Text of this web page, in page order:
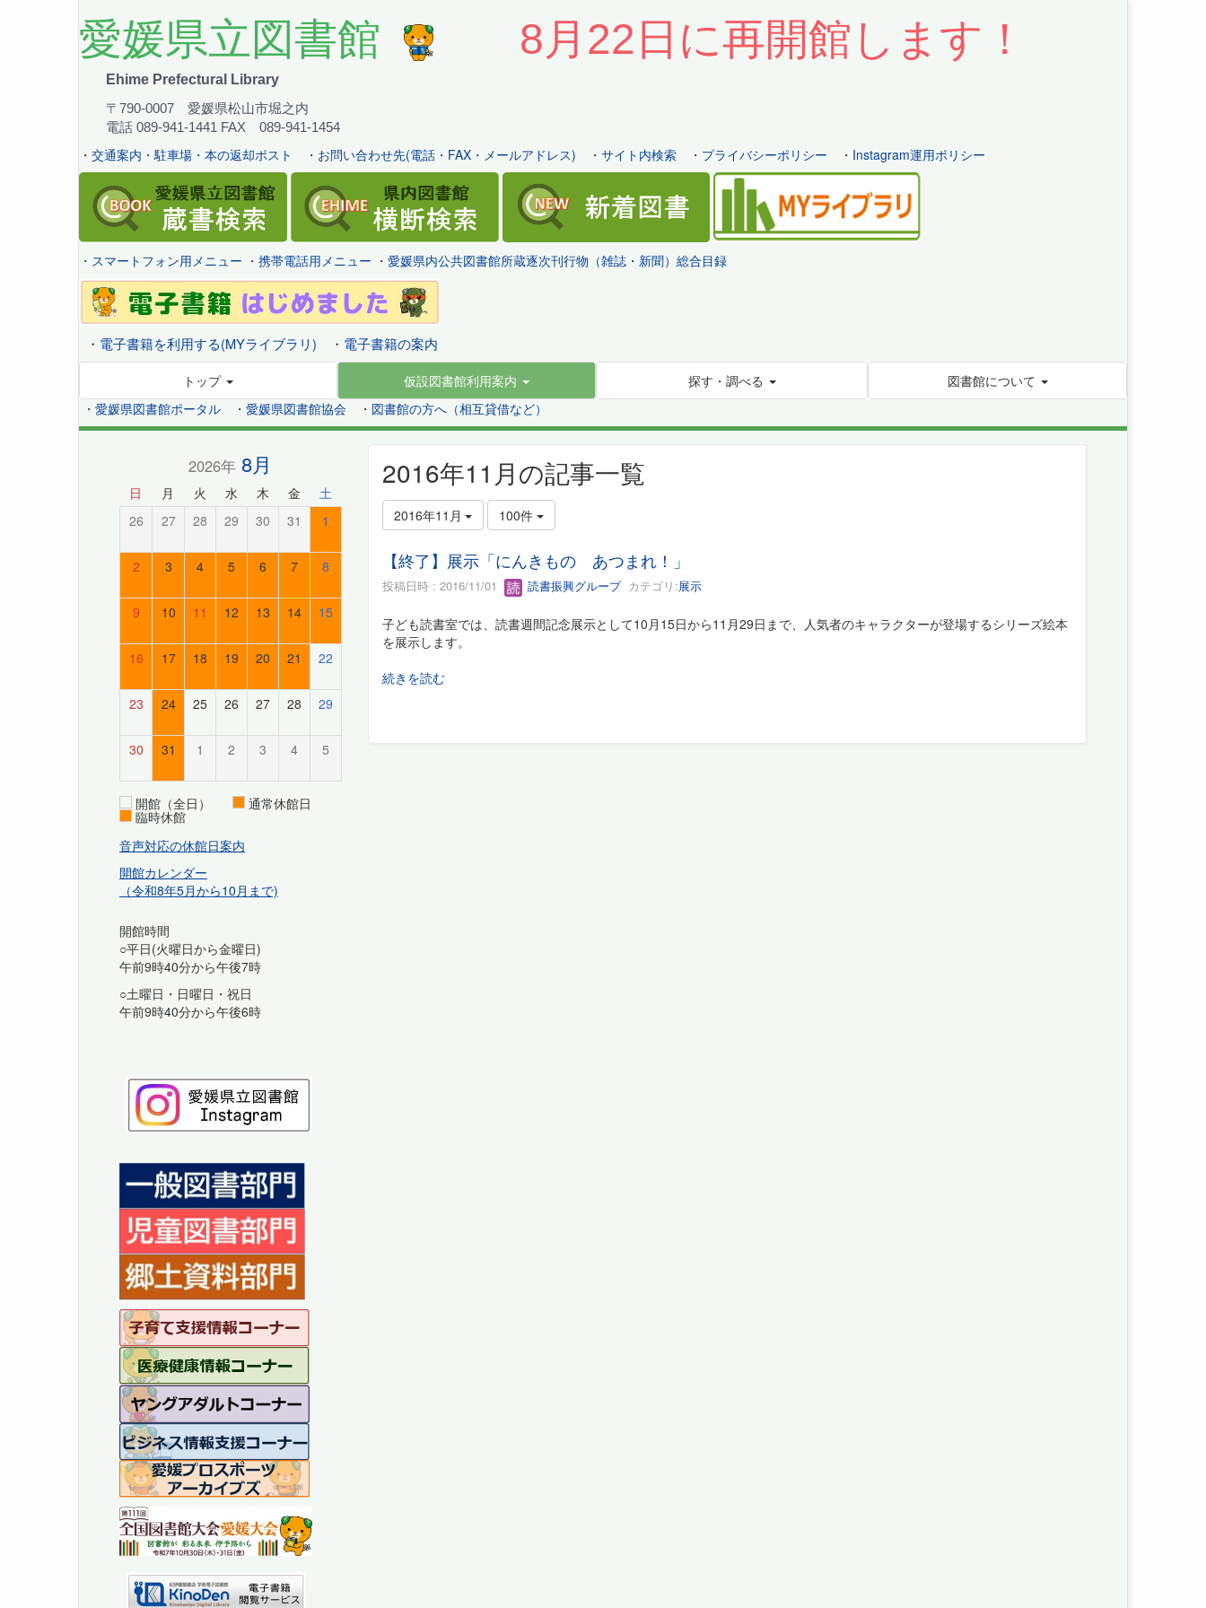
愛媛県立図書館 8月22日に再開館します！
Ehime Prefectural Library
〒790-0007 愛媛県松山市堀之内
電話 089-941-1441 FAX 089-941-1454
・ 交通案内・駐車場・本の返却ポスト ・ お問い合わせ先(電話・FAX・メールアドレス) ・ サイト内検索 ・ プライバシーポリシー ・ Instagram運用ポリシー
・ スマートフォン用メニュー ・ 携帯電話用メニュー ・ 愛媛県内公共図書館所蔵逐次刊行物（雑誌・新聞）総合目録
・ 電子書籍を利用する(MYライブラリ) ・ 電子書籍の案内
トップ 仮設図書館利用案内 探す・調べる
図書館について
・ 愛媛県図書館ポータル ・ 愛媛県図書館協会 ・ 図書館の方へ（相互貸借など）
2016年11月の記事一覧
2016年11月 100件
【終了】展示「にんきもの あつまれ！」
投稿日時 : 2016/11/01 読書振興グループカテゴリ:展示
子ども読書室では、読書週間記念展示として10月15日から11月29日まで、人気者のキャラクターが登場するシリーズ絵本
を展示します。
続きを読む
2026年 8月
日 月 火 水 木 金 土
26 27 28 29 30 31 1
2 3 4 5 6 7 8
9 10 11 12 13 14 15
16 17 18 19 20 21 22
23 24 25 26 27 28 29
30 31 1 2 3 4 5
開館（全日） 通常休館日
臨時休館
音声対応の休館日案内
開館カレンダー
（令和8年5月から10月まで)
開館時間
○平日(火曜日から金曜日)
午前9時40分から午後7時
○土曜日・日曜日・祝日
午前9時40分から午後6時